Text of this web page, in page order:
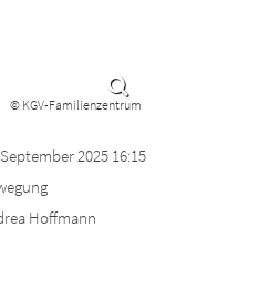
© KGV-Familienzentrum
2025 16:15
Hoffmann